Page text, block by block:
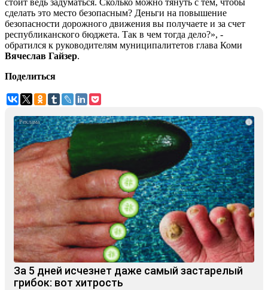
стоит ведь задуматься. Сколько можно тянуть с тем, чтобы
сделать это место безопасным? Деньги на повышение
безопасности дорожного движения вы получаете и за счет
республиканского бюджета. Так в чем тогда дело?», -
обратился к руководителям муниципалитетов глава Коми
Вячеслав Гайзер.
Поделиться
i
За 5 дней исчезнет даже самый застарелый
грибок: вот хитрость